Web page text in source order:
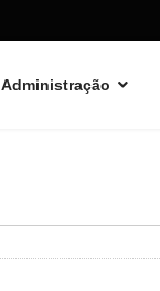
Administração